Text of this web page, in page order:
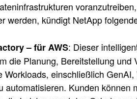
werden, kündigt NetApp
– für AWS: Dieser
die Planung, Bereitstellung
einschließlich
automatisieren. Kunden können